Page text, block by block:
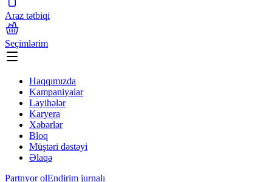
Araz tətbiqi
Seçimlərim
Haqqımızda
Kampaniyalar
Layihələr
Karyera
Xəbərlər
Bloq
Müştəri dəstəyi
Əlaqə
Partnyor olEndirim jurnalı